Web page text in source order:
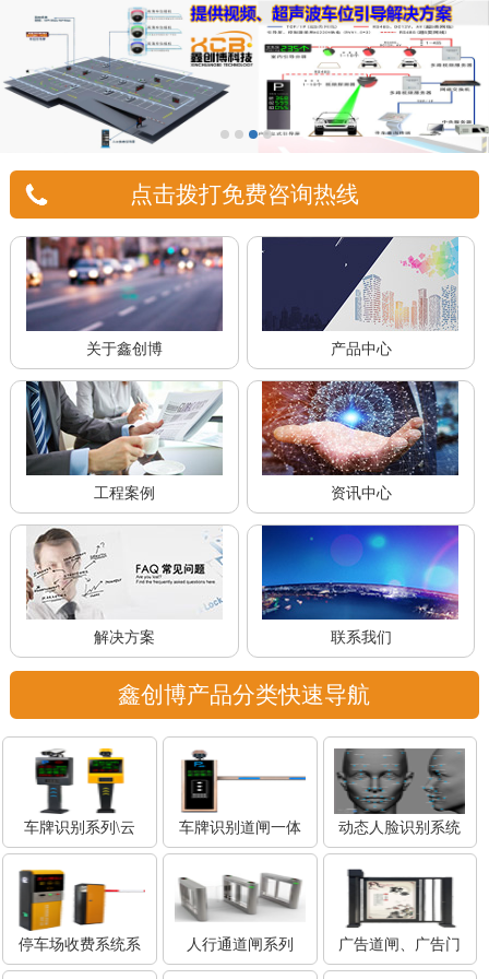
点击拨打免费咨询热线
关于鑫创博 产品中心
工程案例 资讯中心
解决方案 联系我们
鑫创博产品分类快速导航
车牌识别系列\云 车牌识别道闸一体 动态人脸识别系统
停车场收费系统系 人行通道闸系列 广告道闸、广告门